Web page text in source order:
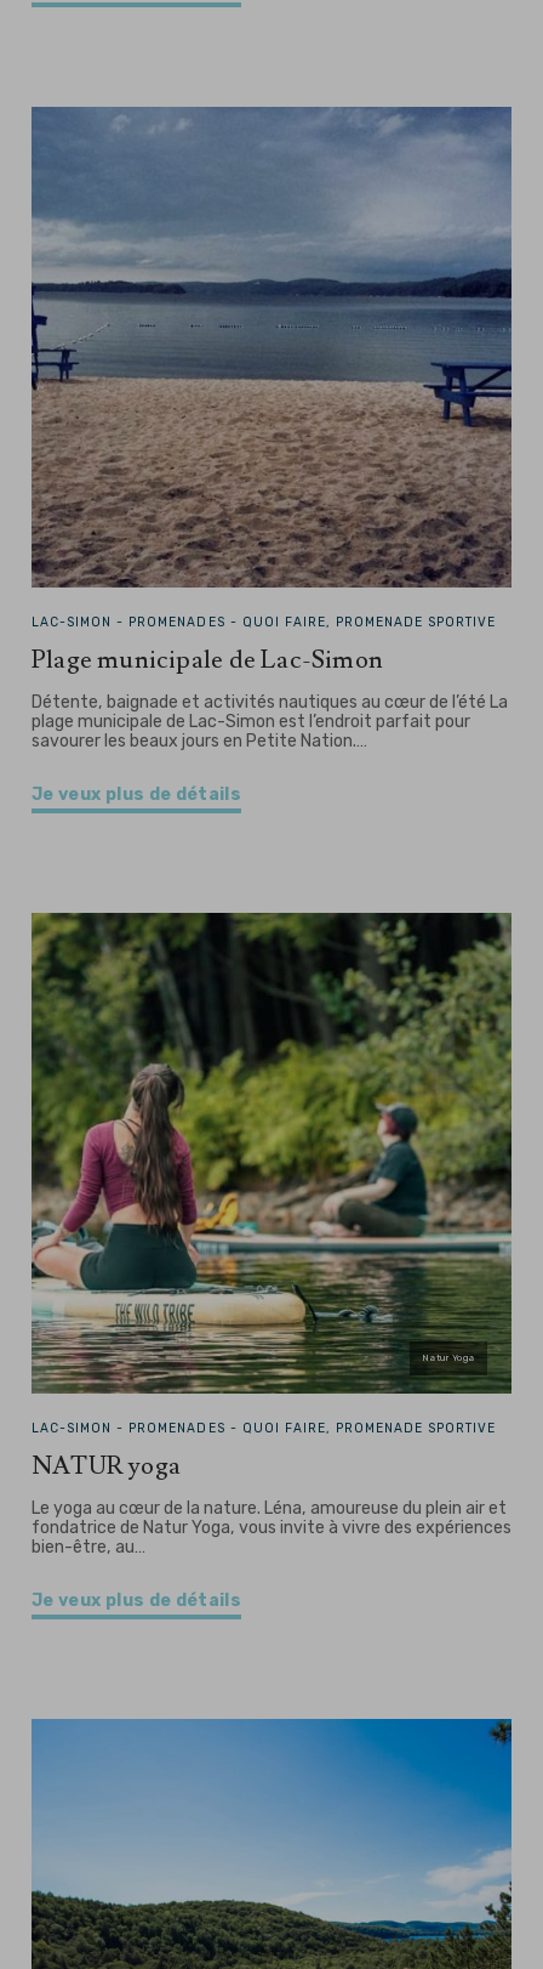
LAC-SIMON - PROMENADES - QUOI FAIRE, PROMENADE SPORTIVE
Plage municipale de Lac-Simon
Détente, baignade et activités nautiques au cœur de l’été La
plage municipale de Lac-Simon est l’endroit parfait pour
savourer les beaux jours en Petite Nation.…
Je veux plus de détails
Natur Yoga
LAC-SIMON - PROMENADES - QUOI FAIRE, PROMENADE SPORTIVE
NATUR yoga
Le yoga au cœur de la nature. Léna, amoureuse du plein air et
fondatrice de Natur Yoga, vous invite à vivre des expériences
bien-être, au…
Je veux plus de détails